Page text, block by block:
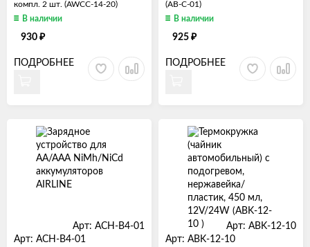
компл. 2 шт. (AWCC-14-20)
В наличии
930 ₽
ПОДРОБНЕЕ
(AB-C-01)
В наличии
925 ₽
ПОДРОБНЕЕ
Арт: ACH-B4-01
Арт: ACH-B4-01
Арт: ABK-12-10
Арт: ABK-12-10